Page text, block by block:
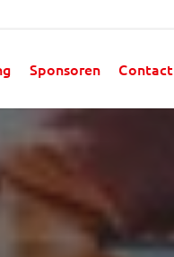
Sponsoren Contact